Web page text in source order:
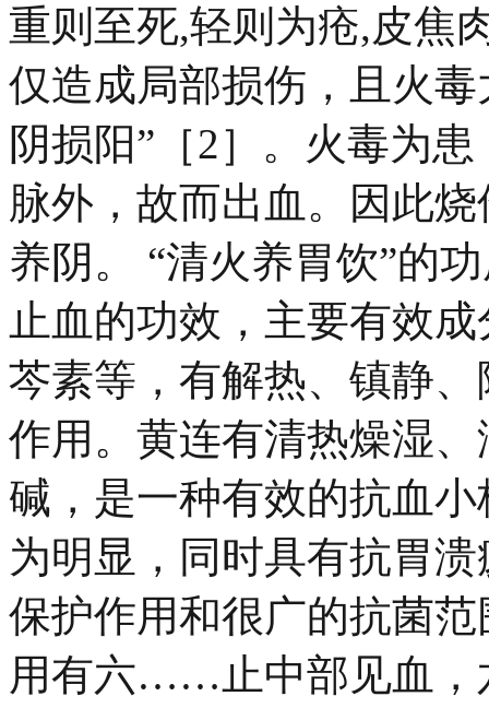
重则至死,轻则为疮,皮焦
仅造成局部损伤，且火
阴损阳”［2］。火毒为
脉外，故而出血。因此
养阴。 “清火养胃饮”的
止血的功效，主要有效
芩素等，有解热、镇静
作用。黄连有清热燥湿
碱，是一种有效的抗血
为明显，同时具有抗胃
保护作用和很广的抗菌
用有六……止中部见血，